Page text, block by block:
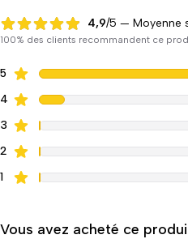
4,9 sur 5
4,9/5 — Moyenne
100% des clients recommandent ce
5
4
3
2
1
Vous avez acheté ce